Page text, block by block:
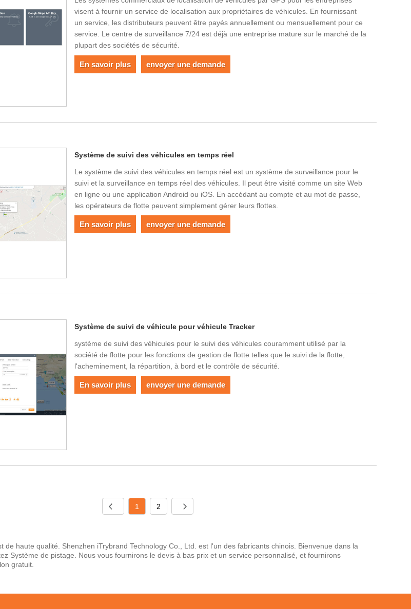
visent à fournir un service de localisation aux propriétaires de véhicules. En fournissant
un service, les distributeurs peuvent être payés annuellement ou mensuellement pour ce
service. Le centre de surveillance 7/24 est déjà une entreprise mature sur le marché de la
plupart des sociétés de sécurité.
En savoir plus envoyer une demande
Système de suivi des véhicules en temps réel
Le système de suivi des véhicules en temps réel est un système de surveillance pour le
suivi et la surveillance en temps réel des véhicules. Il peut être visité comme un site Web
en ligne ou une application Android ou iOS. En accédant au compte et au mot de passe,
les opérateurs de flotte peuvent simplement gérer leurs flottes.
En savoir plus envoyer une demande
Système de suivi de véhicule pour véhicule Tracker
système de suivi des véhicules pour le suivi des véhicules couramment utilisé par la
société de flotte pour les fonctions de gestion de flotte telles que le suivi de la flotte,
l'acheminement, la répartition, à bord et le contrôle de sécurité.
En savoir plus envoyer une demande
1 2
de haute qualité. Shenzhen iTrybrand Technology Co., Ltd. est l'un des fabricants chinois. Bienvenue dans la
Système de pistage. Nous vous fournirons le devis à bas prix et un service personnalisé, et fournirons
gratuit.